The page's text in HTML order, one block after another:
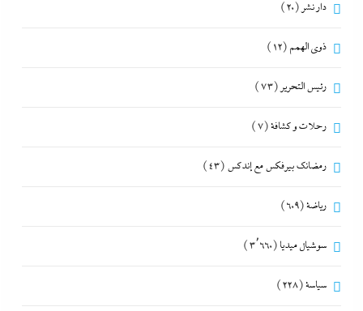
دار نشر (20)
ذوى الهمم (12)
رئيس التحرير (73)
رحلات و كشافة(7)
رمضانك بيرفكس مع إندكس (43)
رياضة(609)
سوشيال ميديا (3٬660)
سياسة(228)